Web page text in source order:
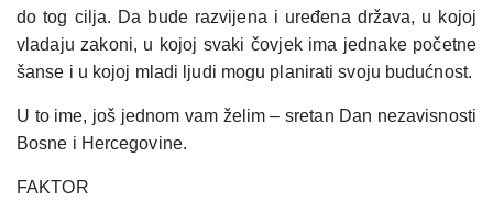
do tog cilja. Da bude razvijena i uređena država, u kojoj
vladaju zakoni, u kojoj svaki čovjek ima jednake početne
šanse i u kojoj mladi ljudi mogu planirati svoju budućnost.
U to ime, još jednom vam želim – sretan Dan nezavisnosti
Bosne i Hercegovine.
FAKTOR